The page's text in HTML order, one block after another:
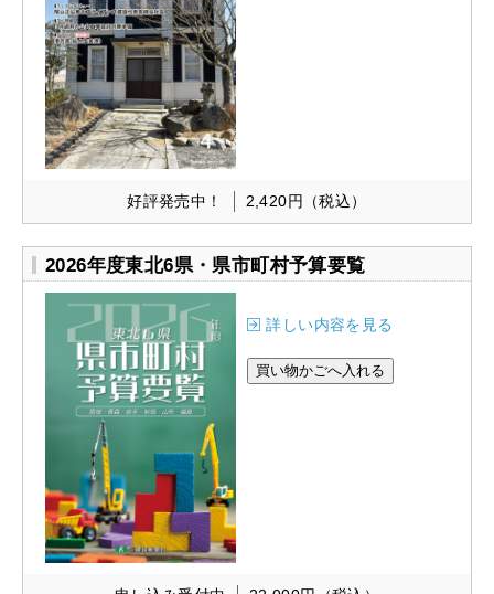
好評発売中！ 2,420円 （税込）
2026年度東北6県・県市町村予算要覧
詳しい内容を見る